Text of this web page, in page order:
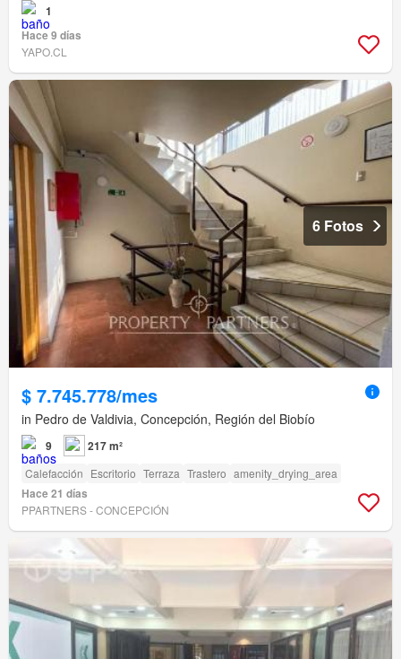
1
Hace 9 días
YAPO.CL
6 Fotos
$ 7.745.778/mes
in Pedro de Valdivia, Concepción, Región del Biobío
9 217 m²
Calefacción Escritorio Terraza Trastero amenity_drying_area
Hace 21 días
PPARTNERS - CONCEPCIÓN